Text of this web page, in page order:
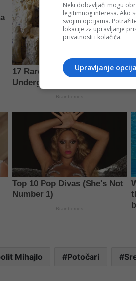
Mihajlo Potočari
Neki dobavljači mogu
legitimnog interesa. Ako
svojim opcijama.
lokacije za upravljanje
privatnosti i kolačića.
Upravljanje